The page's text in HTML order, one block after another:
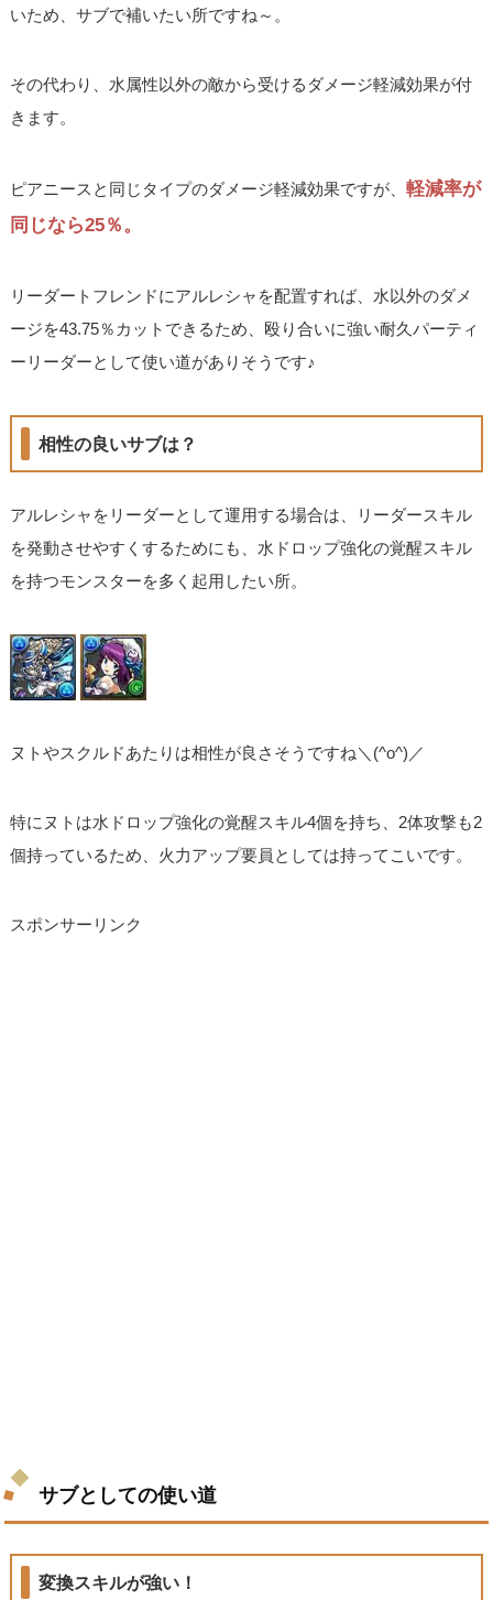
いため、サブで補いたい所ですね～。
その代わり、水属性以外の敵から受けるダメージ軽減効果が付
きます。
ピアニースと同じタイプのダメージ軽減効果ですが、軽減率が
同じなら25％。
リーダートフレンドにアルレシャを配置すれば、水以外のダメ
ージを43.75％カットできるため、殴り合いに強い耐久パーティ
ーリーダーとして使い道がありそうです♪
相性の良いサブは？
アルレシャをリーダーとして運用する場合は、リーダースキル
を発動させやすくするためにも、水ドロップ強化の覚醒スキル
を持つモンスターを多く起用したい所。
ヌトやスクルドあたりは相性が良さそうですね＼(^o^)／
特にヌトは水ドロップ強化の覚醒スキル4個を持ち、2体攻撃も2
個持っているため、火力アップ要員としては持ってこいです。
スポンサーリンク
サブとしての使い道
変換スキルが強い！